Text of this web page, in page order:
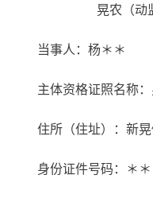
晃农（动
当事人：杨＊＊
主体资格证照
住所（住址）：新
身份证件号码：＊